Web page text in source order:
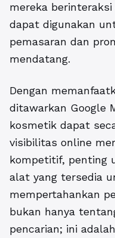
mereka
dapat digunakan
pemasaran dan
mendatang.
Dengan
ditawarkan Google
kosmetik dapat
visibilitas online
kompetitif, penting
alat yang tersedia
mempertahankan
bukan hanya
pencarian; ini